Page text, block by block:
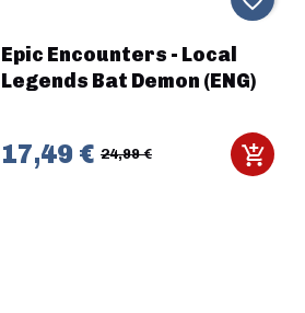
Epic Encounters - Local
Legends Bat Demon (ENG)
17,49 € 24,99 €